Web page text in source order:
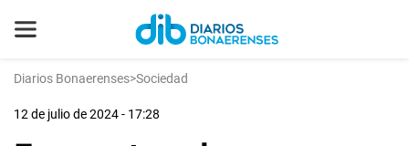
Diarios Bonaerenses>Sociedad
12 de julio de 2024 - 17:28